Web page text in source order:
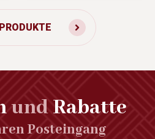
undRabatte
Posteingang